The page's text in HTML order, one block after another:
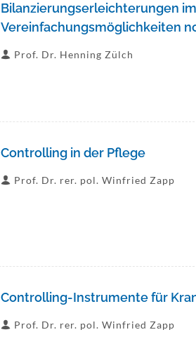
Bilanzierungserleichterungen im
Vereinfachungsmöglichkeiten
Prof. Dr. Henning Zülch
Controlling in der Pflege
Prof. Dr. rer. pol. Winfried Zapp
Controlling-Instrumente für
Prof. Dr. rer. pol. Winfried Zapp